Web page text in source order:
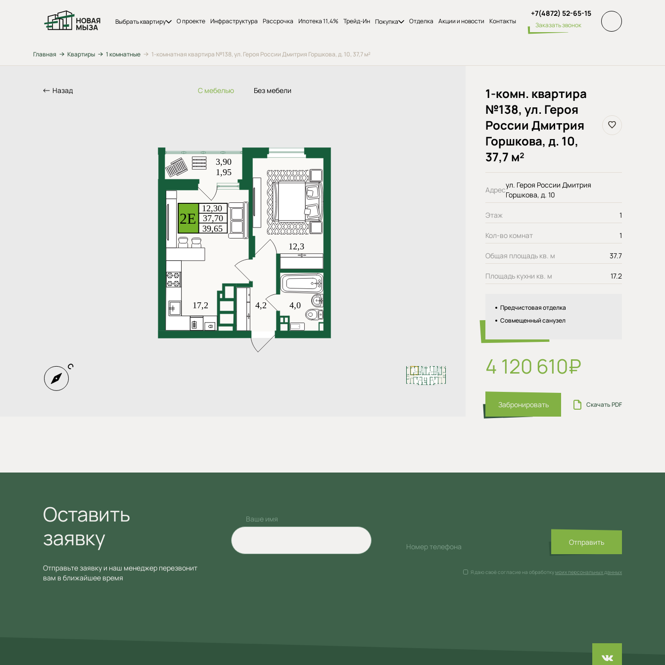
Выбрать квартиру О проекте Инфраструктура Рассрочка Ипотека 11,4% Трейд-Ин Покупка Отделка Акции и новости Контакты
+7(4872) 52-65-15
Заказать звонок
Главная Квартиры 1 комнатные 1-комнатная квартира №138, ул. Героя России Дмитрия Горшкова, д. 10, 37,7 м²
Назад С мебелью Без мебели
1-комн. квартира
№138, ул. Героя
России Дмитрия
Горшкова, д. 10,
37,7 м²
Адрес
ул. Героя России Дмитрия
Горшкова, д. 10
Этаж 1
Кол-во комнат 1
Общая площадь кв. м 37.7
Площадь кухни кв. м 17.2
Предчистовая отделка
Совмещенный санузел
4 120 610₽
Забронировать Скачать PDF
Оставить
заявку
Ваше имя
Номер телефона Отправить
Я даю своё согласие на обработку моих персональных данных
Отправьте заявку и наш менеджер перезвонит
вам в ближайшее время